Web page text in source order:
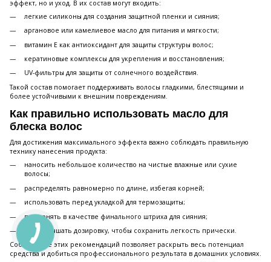
эффект, но и уход. В их состав могут входить:
легкие силиконы для создания защитной пленки и сияния;
аргановое или камелиевое масло для питания и мягкости;
витамин Е как антиоксидант для защиты структуры волос;
кератиновые комплексы для укрепления и восстановления;
UV-фильтры для защиты от солнечного воздействия.
Такой состав помогает поддерживать волосы гладкими, блестящими и
более устойчивыми к внешним повреждениям.
Как правильно использовать масло для
блеска волос
Для достижения максимального эффекта важно соблюдать правильную
технику нанесения продукта:
наносить небольшое количество на чистые влажные или сухие
волосы;
распределять равномерно по длине, избегая корней;
использовать перед укладкой для термозащиты;
применять в качестве финального штриха для сияния;
не превышать дозировку, чтобы сохранить легкость прически.
Соблюдение этих рекомендаций позволяет раскрыть весь потенциал
средства и добиться профессионального результата в домашних условиях.